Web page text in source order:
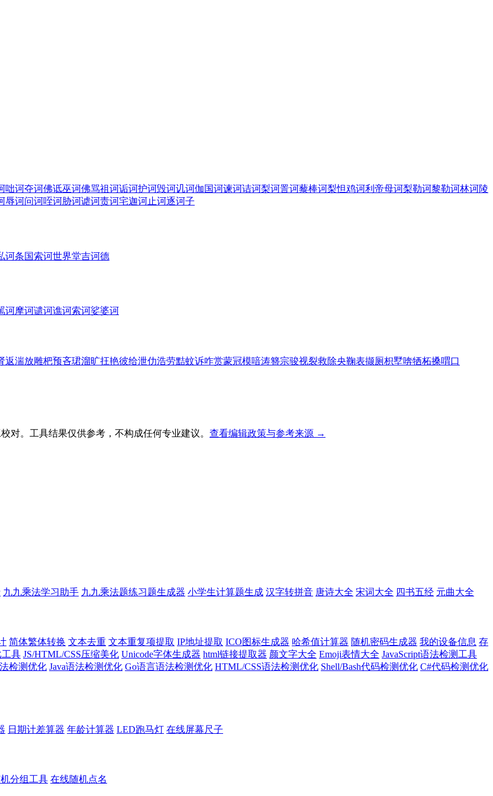
咄诃夺诃佛诋巫诃佛骂祖诃诟诃护诃毁诃讥诃伽国诃谏诃诘诃梨诃詈诃藜棒诃梨怛鸡诃利帝母诃梨勒诃黎勒诃林诃陵
辱诃问诃咥诃胁诃谑诃责诃宅迦诃止诃逐诃子
诃条国索诃世界堂吉诃德
诃摩诃谴诃谯诃索诃娑婆诃
返湍放雕杷预吝珺溜旷抂艳彼给泄仂浩劳黠蚊诉咋赏蒙冠模喑涛簪宗骏视裂救除央鞠表撷厕枳墅喯牺柘搡喟口
对。工具结果仅供参考，不构成任何专业建议。 查看编辑政策与参考来源 →
九九乘法学习助手 九九乘法题练习题生成器 小学生计算题生成 汉字转拼音 唐诗大全 宋词大全 四书五经 元曲大全
简体繁体转换 文本去重 文本重复项提取 IP地址提取 ICO图标生成器 哈希值计算器 随机密码生成器 我的设备信息 存
工具 JS/HTML/CSS压缩美化 Unicode字体生成器 html链接提取器 颜文字大全 Emoji表情大全 JavaScript语法检测工具
检测优化 Java语法检测优化 Go语言语法检测优化 HTML/CSS语法检测优化 Shell/Bash代码检测优化 C#代码检测优化
日期计差算器 年龄计算器 LED跑马灯 在线屏幕尺子
分组工具 在线随机点名